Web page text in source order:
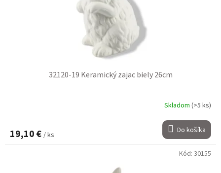
32120-19 Keramický zajac biely 26cm
Skladom (>5 ks)
19,10 € / ks Do košíka
Kód: 30155